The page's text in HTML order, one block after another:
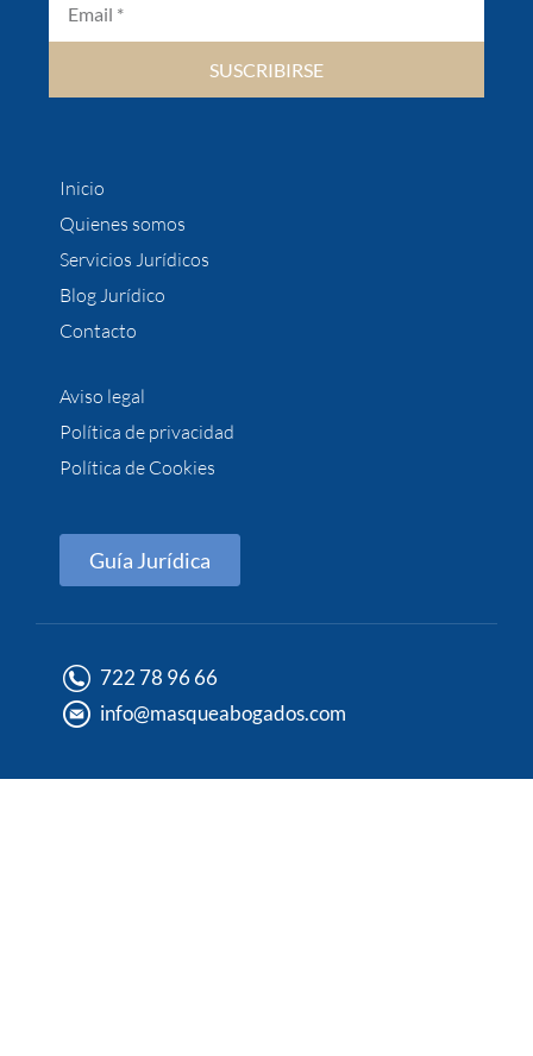
SUSCRIBIRSE
Inicio
Quienes somos
Servicios Jurídicos
Blog Jurídico
Contacto
Aviso legal
Política de privacidad
Política de Cookies
Guía Jurídica
722 78 96 66
info@masqueabogados.com